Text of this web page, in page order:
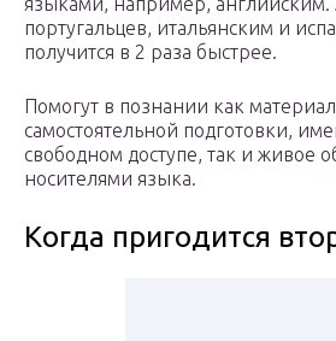
португальцев, итальянским и
получится в 2 раза быстрее.
Помогут в познании как
самостоятельной подготовки,
свободном доступе, так и живое
носителями языка.
Когда пригодится